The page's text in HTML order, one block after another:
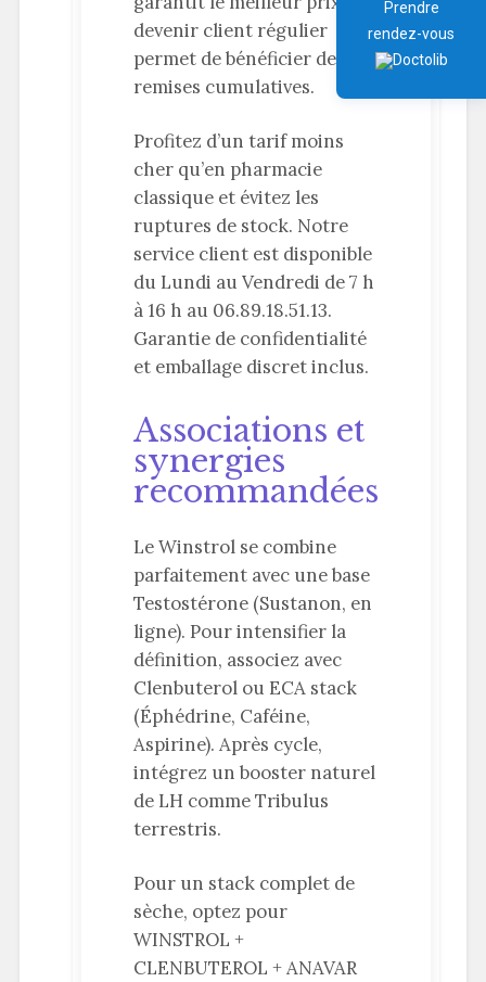
devenir client régulier
permet de bénéficier de
remises cumulatives.
Profitez d’un tarif moins
cher qu’en pharmacie
classique et évitez les
ruptures de stock. Notre
service client est disponible
du Lundi au Vendredi de 7 h
à 16 h au 06.89.18.51.13.
Garantie de confidentialité
et emballage discret inclus.
Associations et
synergies
recommandées
Le Winstrol se combine
parfaitement avec une base
Testostérone (Sustanon, en
ligne). Pour intensifier la
définition, associez avec
Clenbuterol ou ECA stack
(Éphédrine, Caféine,
Aspirine). Après cycle,
intégrez un booster naturel
de LH comme Tribulus
terrestris.
Pour un stack complet de
sèche, optez pour
WINSTROL +
CLENBUTEROL + ANAVAR
Prendre
rendez-vous